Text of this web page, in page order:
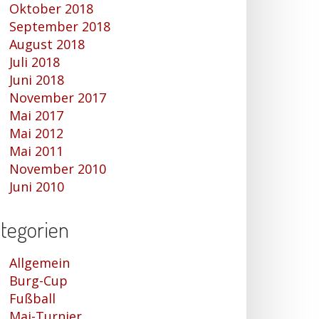
Oktober 2018
September 2018
August 2018
Juli 2018
Juni 2018
November 2017
Mai 2017
Mai 2012
Mai 2011
November 2010
Juni 2010
Allgemein
Burg-Cup
Fußball